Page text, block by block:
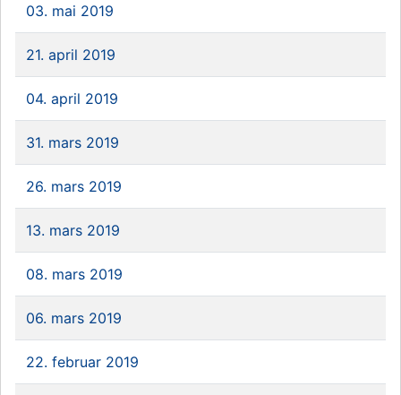
03. mai 2019
21. april 2019
04. april 2019
31. mars 2019
26. mars 2019
13. mars 2019
08. mars 2019
06. mars 2019
22. februar 2019